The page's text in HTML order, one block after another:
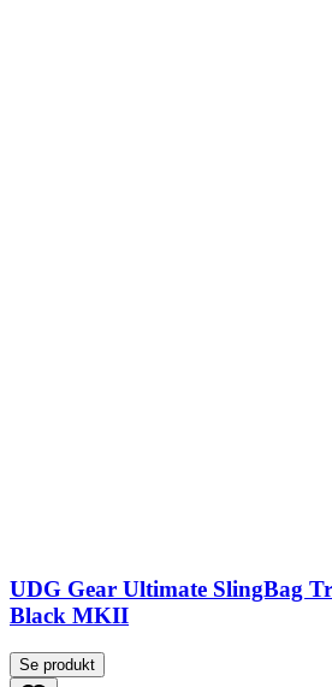
UDG Gear Ultimate SlingBag
Black MKII
Se produkt